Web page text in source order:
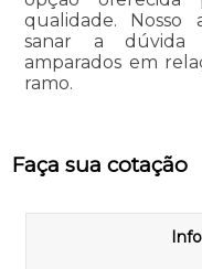
qualidade. Nosso
sanar a dúvida
amparados em
ramo.
Faça sua cotação